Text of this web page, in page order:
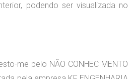
podendo ser visualizada no
me pelo NÃO CONHECIMENTO